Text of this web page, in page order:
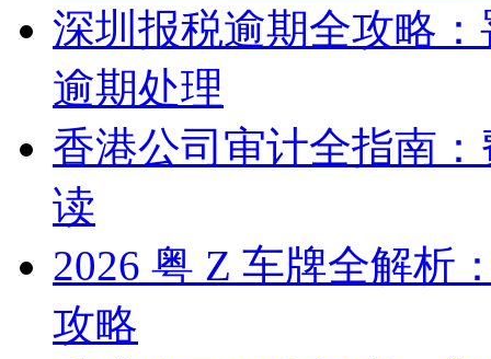
深圳报税逾期全攻略
逾期处理
香港公司审计全指南
读
2026 粤 Z 车牌全解析
攻略